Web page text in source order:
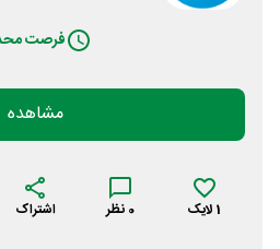
فرصت
مشاهده
1لایک 0 نظر اشتراک